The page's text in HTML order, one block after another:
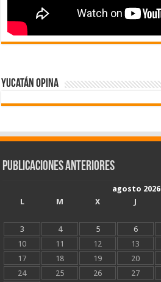
Yucatán Opina
Publicaciones Anteriores
agosto 2026
L
M X J
3
4 5 6
10
11 12 13
17
18 19 20
24
25 26 27